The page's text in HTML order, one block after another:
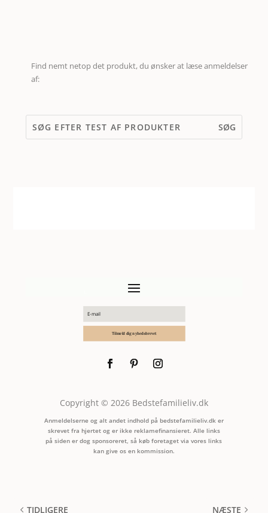
Find nemt netop det produkt, du ønsker at læse anmeldelser
af:
Tilmeld dig nyhedsbrevet
Copyright © 2026 Bedstefamilieliv.dk
Anmeldelserne og alt andet indhold på bedstefamilieliv.dk er
skrevet fra hjertet og er ikke reklamefinansieret. Alle links
på siden er dog sponsoreret, så køb foretaget via vores links
kan give os en kommission.
TIDLIGERE NÆSTE